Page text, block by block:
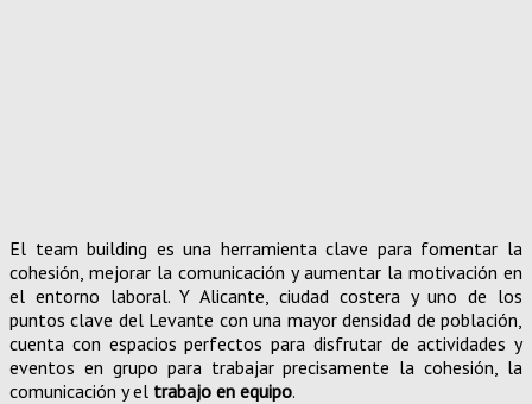
El team building es una herramienta clave para fomentar la
cohesión, mejorar la comunicación y aumentar la motivación en
el entorno laboral. Y Alicante, ciudad costera y uno de los
puntos clave del Levante con una mayor densidad de población,
cuenta con espacios perfectos para disfrutar de actividades y
eventos en grupo para trabajar precisamente la cohesión, la
comunicación y el trabajo en equipo.